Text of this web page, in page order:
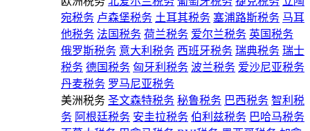
宛税务 卢森堡税务 土耳其税务 塞浦路斯税务 马耳
他税务 法国税务 荷兰税务 爱尔兰税务 英国税务
俄罗斯税务 意大利税务 西班牙税务 瑞典税务 瑞士
税务 德国税务 匈牙利税务 波兰税务 爱沙尼亚税务
丹麦税务 罗马尼亚税务
美洲税务 圣文森特税务 秘鲁税务 巴西税务 智利税
务 阿根廷税务 安圭拉税务 伯利兹税务 巴哈马税务